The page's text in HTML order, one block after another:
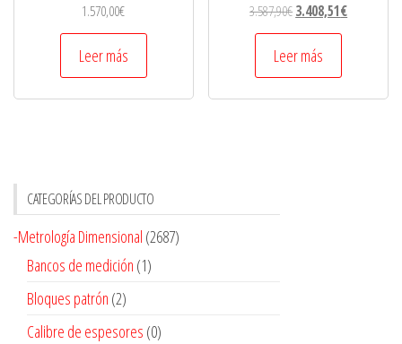
1.570,00€
Leer más
3.587,90€3.408,51€
Leer más
CATEGORÍAS DEL PRODUCTO
-Metrología Dimensional (2687)
Bancos de medición (1)
Bloques patrón (2)
Calibre de espesores (0)